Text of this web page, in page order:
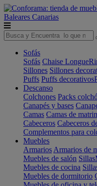
Baleares Canarias
Sofás
Sofás Chaise Longue
Sillones Sillones
Puffs Puffs decorativos
Descanso
Colchones Packs
Canapés y bases
Camas Camas de
Cabeceros Cabeceros
Complementos para
Muebles
Armarios Armarios de
Muebles de salón Sillas
Muebles de cocina
Muebles de dormitorio